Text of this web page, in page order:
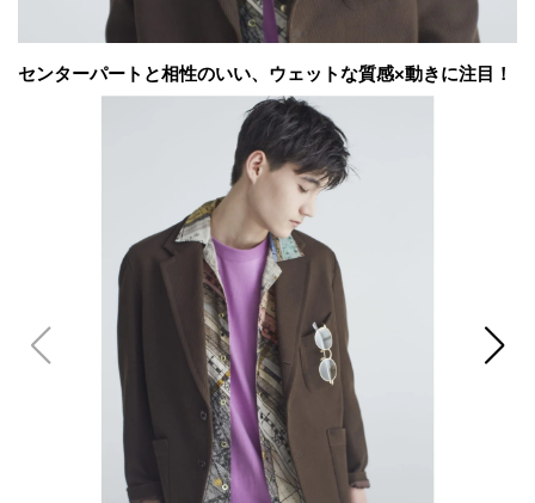
センターパートと相性のいい、ウェットな質感×動きに注目！